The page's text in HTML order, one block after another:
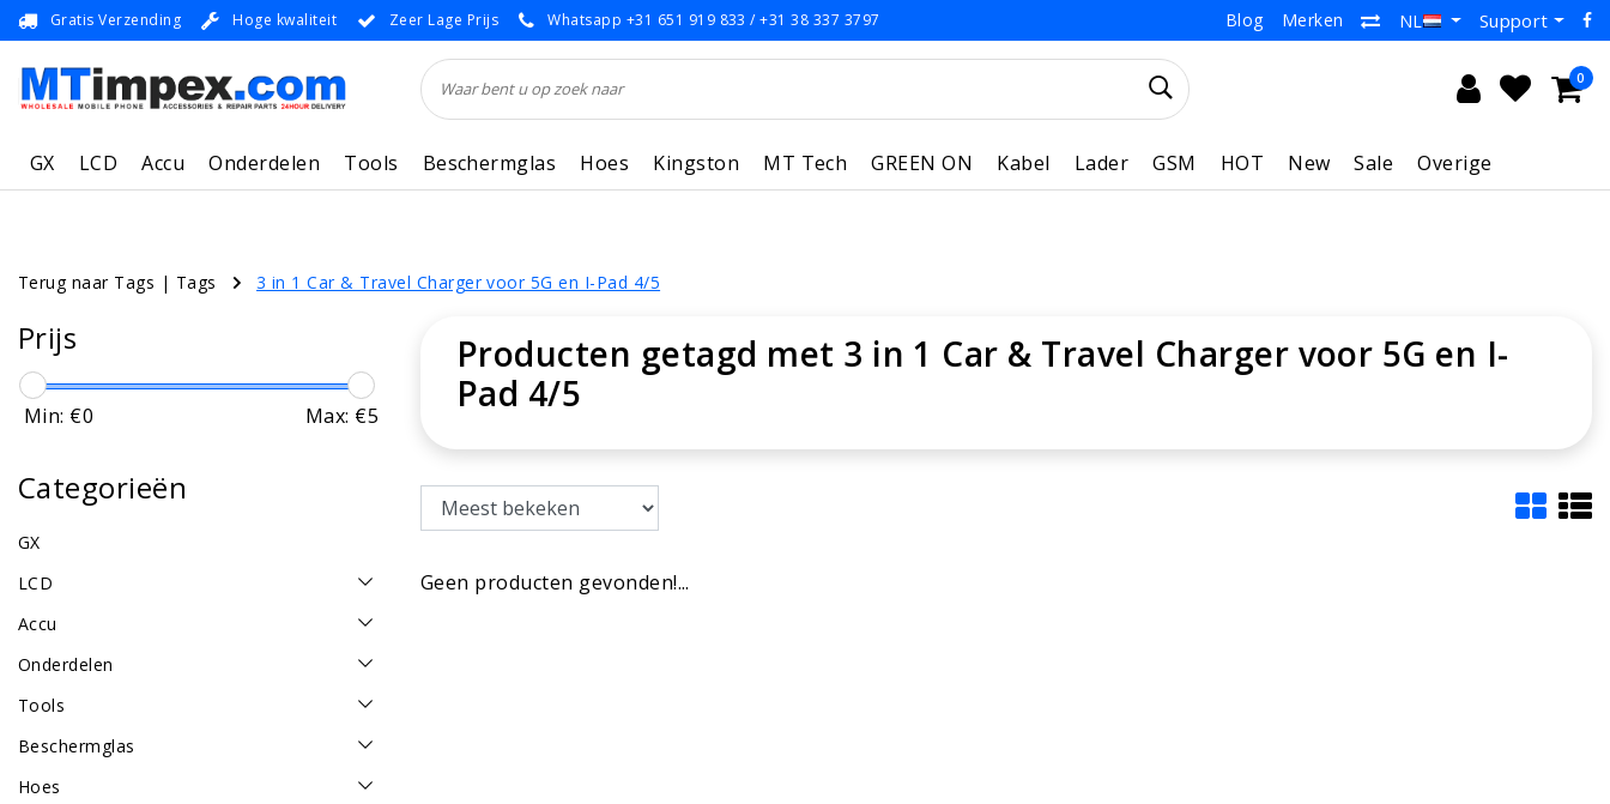
Gratis Verzending Hoge kwaliteit Zeer Lage Prijs Whatsapp +31 651 919 833 / +31 38 337 3797 Blog Merken NL Support
0
GX LCD Accu Onderdelen Tools Beschermglas Hoes Kingston MT Tech GREEN ON Kabel Lader GSM HOT New Sale Overige
Terug naar Tags | Tags 3 in 1 Car & Travel Charger voor 5G en I-Pad 4/5
Prijs
Min: €0 Max: €5
Categorieën
GX
LCD
Accu
Onderdelen
Tools
Beschermglas
Hoes
Producten getagd met 3 in 1 Car & Travel Charger voor 5G en I-
Pad 4/5
Geen producten gevonden!...